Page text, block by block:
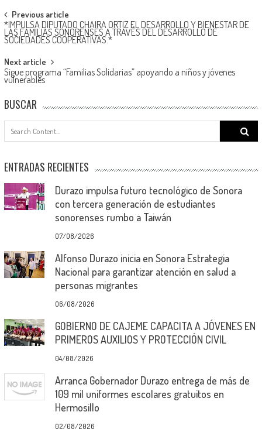
Post
navigation
Previous article
*IMPULSA DIPUTADO CHAIRA ORTIZ EL DESARROLLO Y BIENESTAR DE
LAS FAMILIAS SONORENSES A TRAVÉS DEL DESARROLLO DE
SOCIEDADES COOPERATIVAS.*
Next article
Sigue programa “Familias Solidarias” apoyando a niños y jóvenes
vulnerables
BUSCAR
Search
ENTRADAS RECIENTES
Durazo impulsa futuro tecnológico de Sonora
con tercera generación de estudiantes
sonorenses rumbo a Taiwán
07/08/2026
Alfonso Durazo inicia en Sonora Estrategia
Nacional para garantizar atención en salud a
personas migrantes
06/08/2026
GOBIERNO DE CAJEME CAPACITA A JÓVENES EN
PRIMEROS AUXILIOS Y PROTECCIÓN CIVIL
04/08/2026
Arranca Gobernador Durazo entrega de más de
109 mil uniformes escolares gratuitos en
Hermosillo
02/08/2026